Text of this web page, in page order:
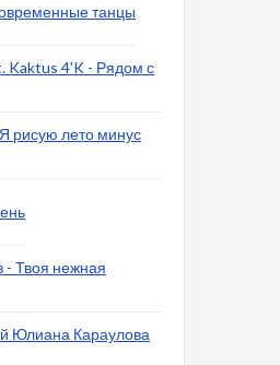
танцы
Kaktus 4'K - Рядом с
рисую лето минус
- Твоя нежная
Юлиана Караулова